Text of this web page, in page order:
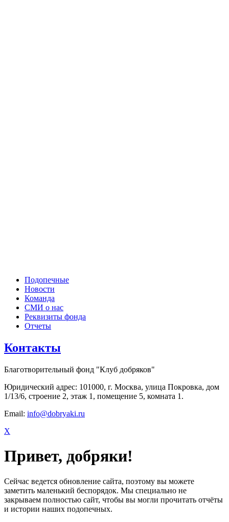
Подопечные
Новости
Команда
СМИ о нас
Реквизиты фонда
Отчеты
Контакты
Благотворительный фонд "Клуб добряков"
Юридический адрес: 101000, г. Москва, улица Покровка, дом
1/13/6, строение 2, этаж 1, помещение 5, комната 1.
Email: info@dobryaki.ru
X
Привет, добряки!
Сейчас ведется обновление сайта, поэтому вы можете
заметить маленький беспорядок. Мы специально не
закрываем полностью сайт, чтобы вы могли прочитать отчёты
и истории наших подопечных.